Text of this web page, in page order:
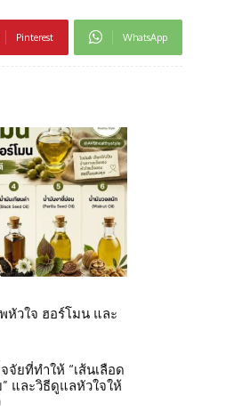
Pinterest WhatsApp
วใจ ฮอร์โมน และ
จัยที่ทำให้ “เส้นเลือด
และวิธีดูแลหัวใจให้